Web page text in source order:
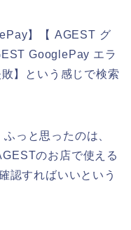
】【 AGEST グ
GooglePay エラ
】という感じで検索
っと思ったのは、
のお店で使える
認すればいいという